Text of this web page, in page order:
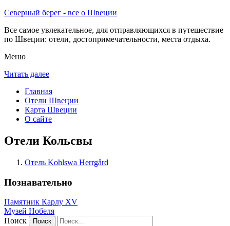
Северный берег - все о Швеции
Все самое увлекательное, для отправляющихся в путешествие
по Швеции: отели, достопримечательности, места отдыха.
Меню
Читать далее
Главная
Отели Швеции
Карта Швеции
О сайте
Отели Кольсвы
Отель Kohlswa Herrgård
Познавательно
Памятник Карлу XV
Музей Нобеля
Поиск